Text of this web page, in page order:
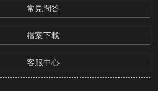
常見問答
檔案下載
客服中心